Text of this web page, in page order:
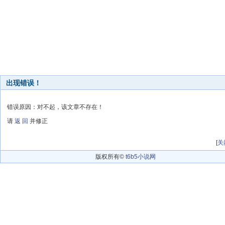
出现错误！
错误原因：对不起，该文章不存在！
请 返 回 并修正
[关
版权所有© t6b5小说网